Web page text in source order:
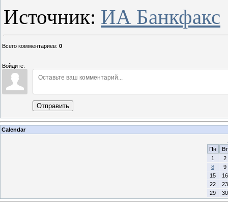
Источник: ИА Банкфакс
Всего комментариев: 0
Войдите:
Отправить
Calendar
Пн
Вт
1
2
8
9
15
16
22
23
29
30